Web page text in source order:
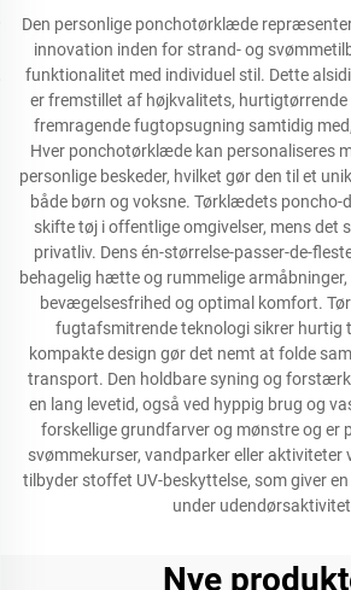
Den personlige ponchotørklæde
innovation inden for strand- og
funktionalitet med individuel stil. Dette
er fremstillet af højkvalitets, hurtigtørrende
fremragende fugtopsugning samtidig
Hver ponchotørklæde kan personaliseres
personlige beskeder, hvilket gør den til et
både børn og voksne. Tørklædets poncho-
skifte tøj i offentlige omgivelser, mens det
privatliv. Dens én-størrelse-passer-de-
behagelig hætte og rummelige
bevægelsesfrihed og optimal komfort.
fugtafsmitrende teknologi sikrer hurtig
kompakte design gør det nemt at folde
transport. Den holdbare syning og
en lang levetid, også ved hyppig brug og
forskellige grundfarver og mønstre og er
svømmekurser, vandparker eller aktiviteter
tilbyder stoffet UV-beskyttelse, som giver
under
Nye